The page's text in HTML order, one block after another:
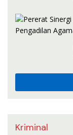
Kriminal